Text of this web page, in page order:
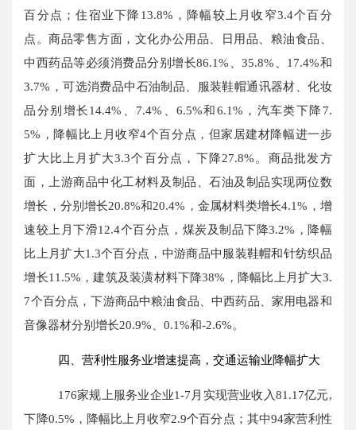
百分点； 住宿业下降 13.8% ， 降幅较上月收窄3.4个百分
点 。商品零售方面，文化办公用品、日用品、粮油食品、
中西药品等必须消费品分别增长86.1% 、35.8% 17.4%和
3.7% ，可选消费品中石油制品、服装鞋帽通讯器材、化妆
品分别增长14.4% 7.4% 、6.5%和6.1% ，汽车类下降 7.
5% ，降幅比上月收窄4个百分点，但家居建材降幅进一步
扩大比上月扩大3.3个百分点，下降27.8% 。商品批发方
面，上游商品中化工材料及制品、石油及制品实现两位数
增长，分别增长20.8%和20.4% ，金属材料类增长4.1% ，增
速较上月下滑12.4个百分点，煤炭及制品下降3.2% ，降幅
比上月扩大1.3个百分点，中游商品中服装鞋帽和针纺织品
增长11.5% ，建筑及装潢材料下降38% ，降幅比上月扩大3.
7个百分点，下游商品中粮油食品、中西药品、家用电器和
音像器材分别增长20.9% 、0.1%和-2.6%。
四、营利性服务业增速提高，交通运输业降幅扩大
176家规上服务业企业1-7 月实现营业收入81.17亿元,
下降0.5% ，降幅比上月收窄2.9个百分点；其中94家营利性